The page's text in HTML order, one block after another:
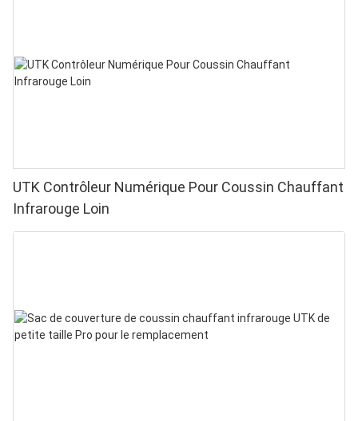
UTK Contrôleur Numérique Pour Coussin Chauffant
Infrarouge Loin